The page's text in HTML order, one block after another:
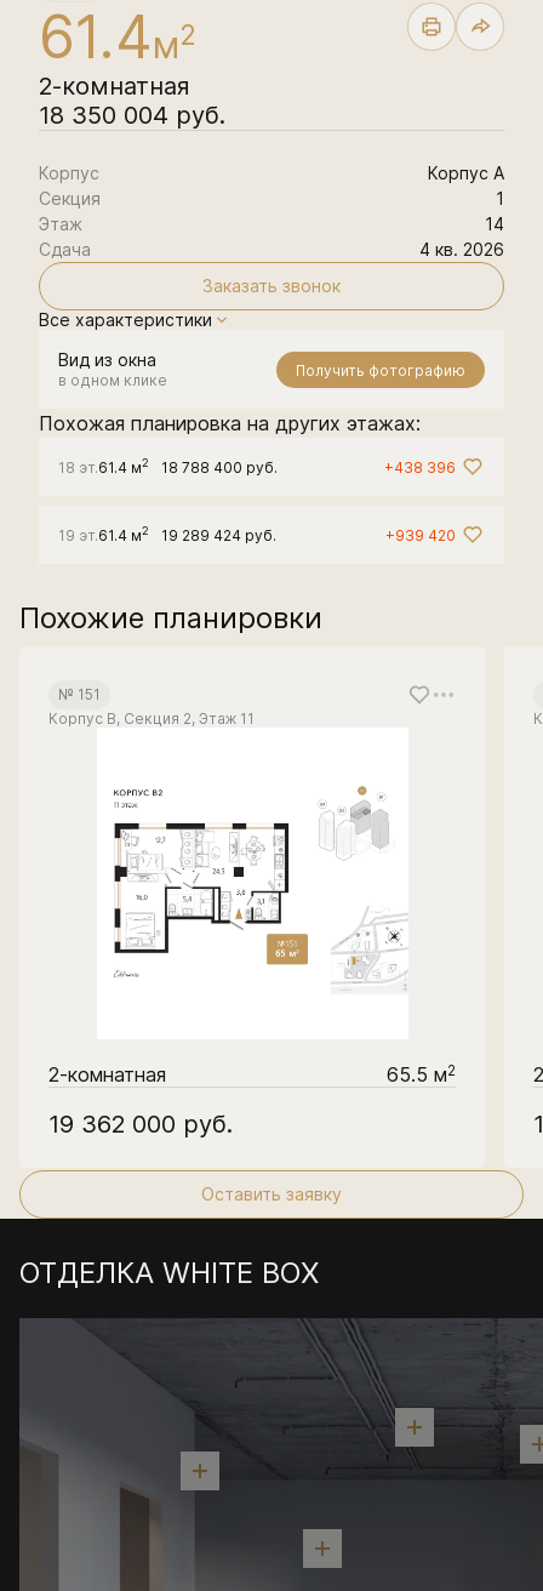
61.4м2
2-комнатная
18 350 004 руб.
Корпус
Корпус А
Секция
1
Этаж
14
Сдача
4 кв. 2026
Заказать звонок
Все характеристики
Вид из окна
в одном клике
Получить фотографию
Похожая планировка на других этажах:
18 эт.61.4 м2 18 788 400 руб. +438 396
19 эт.61.4 м2 19 289 424 руб. +939 420
Похожие планировки
№ 151
Корпус В, Секция 2, Этаж 11
2-комнатная 65.5 м2
19 362 000 руб.
Оставить заявку
ОТДЕЛКА WHITE BOX